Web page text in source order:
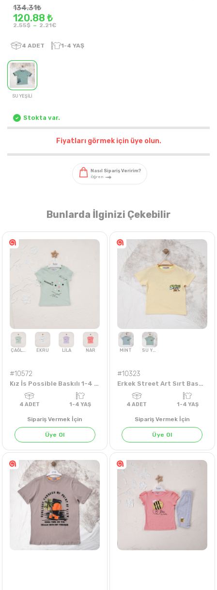
134.31₺
120.88 ₺
2.55$ - 2.21€
4 ADET 1-4 YAŞ
SU YEŞİLİ
Stokta var.
Fiyatları görmek için üye olun.
Nasıl Sipariş Veririm?
Bunlarda İlginizi Çekebilir
ÇAĞLA YEŞİLİ EKRU LİLA
#10572
Kız İs Possible Baskılı 1-4 Yaş Badi
4 ADET 1-4 YAŞ
Sipariş Vermek İçin
Üye Ol
MİNT SU YEŞİLİ
#10323
Erkek Street Art Sırt Baskılı 1-4 Yaş Tişört
ADET
Sipariş Vermek İçin
Üye Ol